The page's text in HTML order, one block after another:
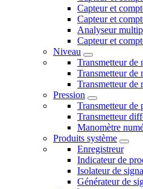
Capteur et
Capteur et
Analyseur
Capteur et
Niveau
Transmetteur de
Transmetteur de
Transmetteur de
Pression
Transmetteur de
Transmetteur
Manomètre
Produits système
Enregistreur
Indicateur de
Isolateur de
Générateur de